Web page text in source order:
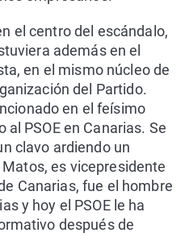
el centro del escándalo,
además en el
en el mismo núcleo de
del Partido.
en el feísimo
PSOE en Canarias. Se
clavo ardiendo un
es vicepresidente
Canarias, fue el hombre
y hoy el PSOE le ha
después de